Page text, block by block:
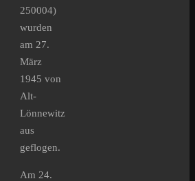
250004)
wurden
am 27.
März
1945 von
Alt-
Lönnewitz
aus
geflogen.
Am 24.